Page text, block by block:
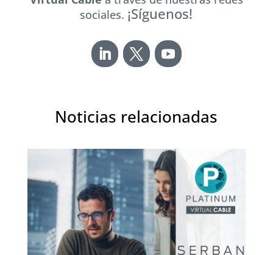
sociales. ¡Síguenos!
Noticias relacionadas